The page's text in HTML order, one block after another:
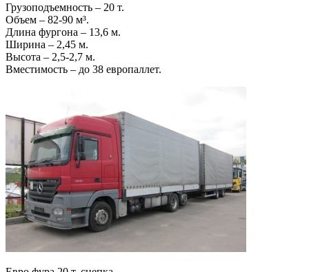
Грузоподъемность – 20 т.
Объем – 82-90 м³.
Длина фургона – 13,6 м.
Ширина – 2,45 м.
Высота – 2,5-2,7 м.
Вместимость – до 38 европаллет.